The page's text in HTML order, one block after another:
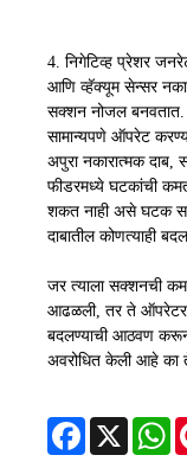
4. निगेटिव्ह प्रेशर
आणि व्हॅक्यूम सेन्सर
सक्शन नोजल बनवतात.
सामान्यपणे ऑपरेट
अपुरा नकारात्मक
फीडरमध्ये घटकांची
शकत नाही असे घटक
दाबातील कोणत्याही
जर त्याला सक्शनची
आढळली, तर ते
बदलण्याची आठवण करून
अवरोधित केली आहे का
Facebook
X